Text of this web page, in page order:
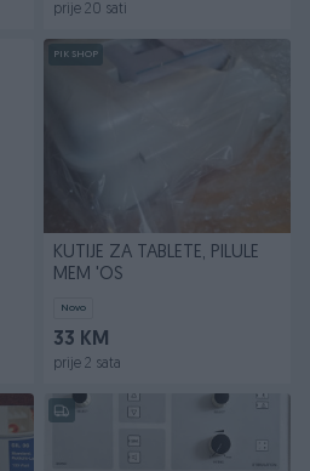
prije 20 sati
PIK SHOP
KUTIJE ZA TABLETE, PILULE
MEM 'OS
Novo
33 KM
prije 2 sata